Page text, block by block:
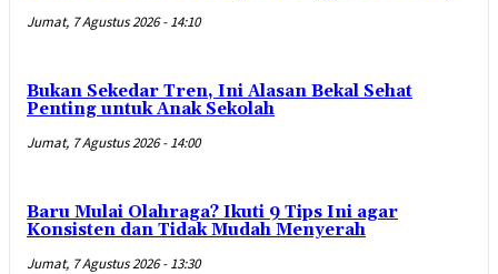
Jumat, 7 Agustus 2026 - 14:10
Bukan Sekedar Tren, Ini Alasan Bekal Sehat
Penting untuk Anak Sekolah
Jumat, 7 Agustus 2026 - 14:00
Baru Mulai Olahraga? Ikuti 9 Tips Ini agar
Konsisten dan Tidak Mudah Menyerah
Jumat, 7 Agustus 2026 - 13:30